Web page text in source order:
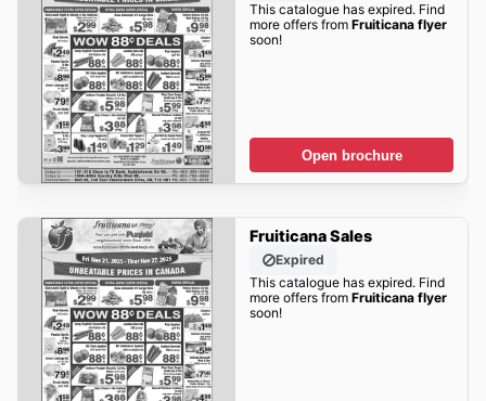
This catalogue has expired. Find
more offers from Fruiticana flyer
soon!
Open brochure
Fruiticana Sales
Expired
This catalogue has expired. Find
more offers from Fruiticana flyer
soon!